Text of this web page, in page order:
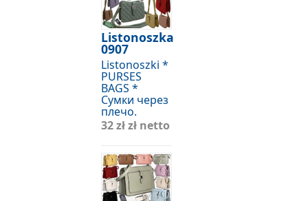
Listonoszka
0907
Listonoszki *
PURSES
BAGS *
Сумки через
плечо.
32 złzł netto